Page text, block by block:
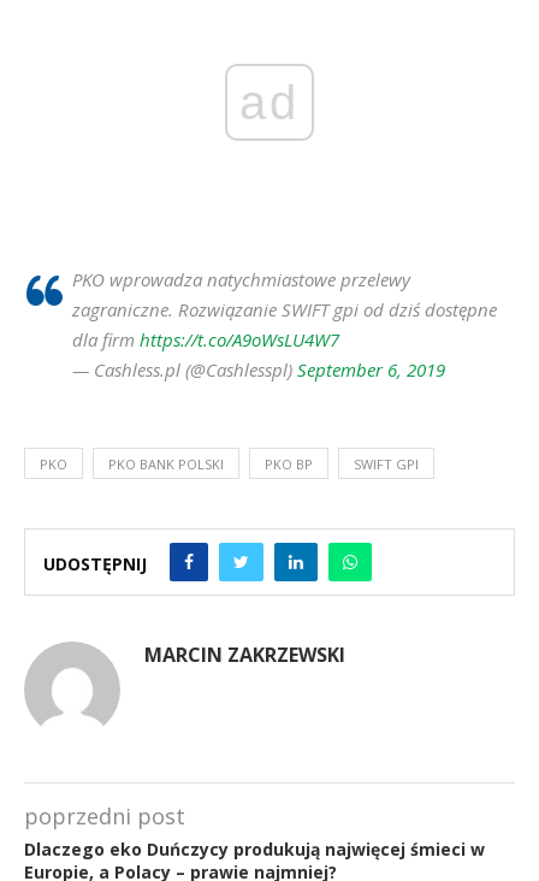
ad
PKO wprowadza natychmiastowe przelewy
zagraniczne. Rozwiązanie SWIFT gpi od dziś dostępne
dla firm https://t.co/A9oWsLU4W7
— Cashless.pl (@Cashlesspl) September 6, 2019
PKO PKO BANK POLSKI PKO BP SWIFT GPI
UDOSTĘPNIJ
MARCIN ZAKRZEWSKI
poprzedni post
Dlaczego eko Duńczycy produkują najwięcej śmieci w
Europie, a Polacy – prawie najmniej?